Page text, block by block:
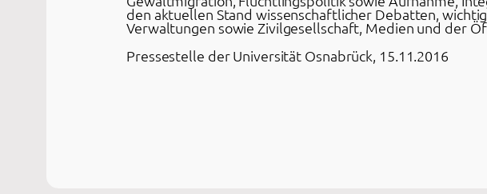
den aktuellen Stand wissenschaftlicher Debatten,
Verwaltungen sowie Zivilgesellschaft, Medien und der
Pressestelle der Universität Osnabrück, 15.11.2016